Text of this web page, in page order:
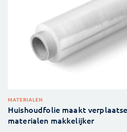
MATERIALEN
Huishoudfolie maakt
materialen makkelijker